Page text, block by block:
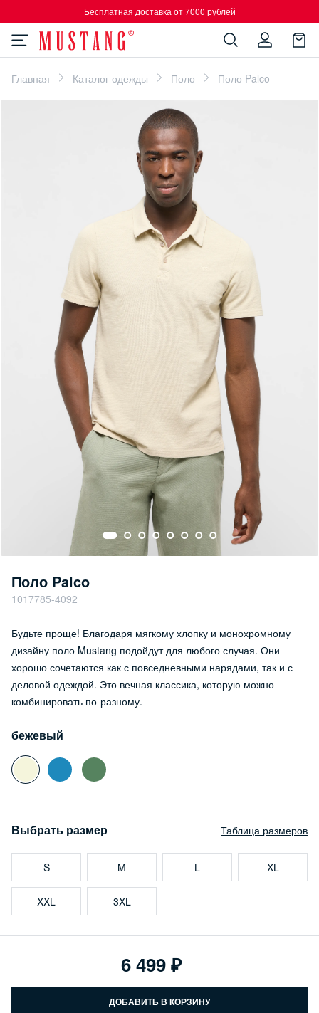
Бесплатная доставка от 7000 рублей
Главная Каталог одежды Поло Поло Palco
Поло Palco
1017785-4092
Будьте проще! Благодаря мягкому хлопку и монохромному
дизайну поло Mustang подойдут для любого случая. Они
хорошо сочетаются как с повседневными нарядами, так и с
деловой одеждой. Это вечная классика, которую можно
комбинировать по-разному.
бежевый
Выбрать размер Таблица размеров
S M L XL
XXL 3XL
ДОБАВИТЬ В КОРЗИНУ
6 499